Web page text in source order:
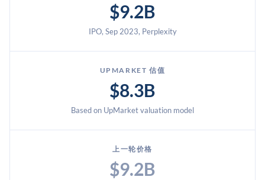
$9.2B
IPO, Sep 2023, Perplexity
UPMARKET 估值
$8.3B
Based on UpMarket valuation model
上一轮价格
$9.2B